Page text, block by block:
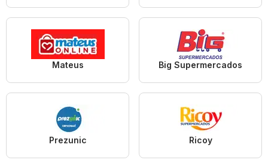
Mateus Big Supermercados
Prezunic Ricoy